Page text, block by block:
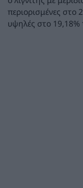
περιορισμένες στο
υψηλές στο 19,18%